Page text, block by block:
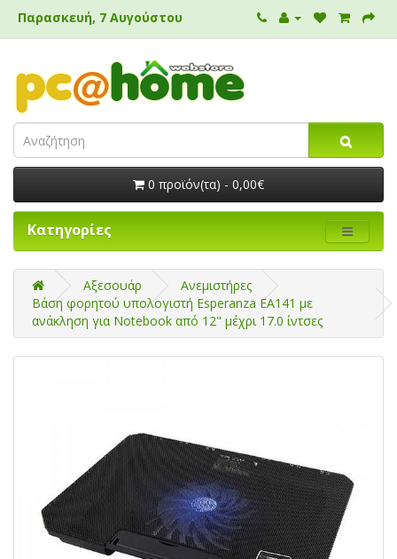
Παρασκευή, 7 Αυγούστου
0 προϊόν(τα) - 0,00€
Κατηγορίες
Αξεσουάρ
Ανεμιστήρες
Βάση φορητού υπολογιστή Esperanza EA141 με
ανάκληση για Notebook από 12" μέχρι 17.0 ίντσες